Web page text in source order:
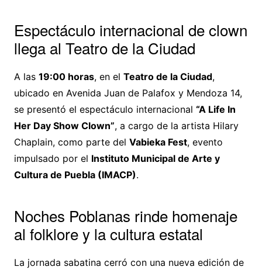
Espectáculo internacional de clown
llega al Teatro de la Ciudad
A las 19:00 horas, en el Teatro de la Ciudad,
ubicado en Avenida Juan de Palafox y Mendoza 14,
se presentó el espectáculo internacional “A Life In
Her Day Show Clown”, a cargo de la artista Hilary
Chaplain, como parte del Vabieka Fest, evento
impulsado por el Instituto Municipal de Arte y
Cultura de Puebla (IMACP).
Noches Poblanas rinde homenaje
al folklore y la cultura estatal
La jornada sabatina cerró con una nueva edición de